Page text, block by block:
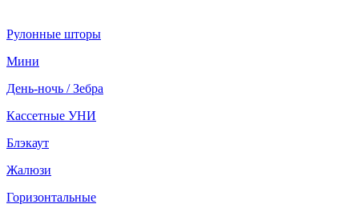
Рулонные шторы
Мини
День-ночь / Зебра
Кассетные УНИ
Блэкаут
Жалюзи
Горизонтальные